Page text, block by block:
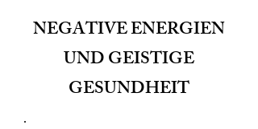
NEGATIVE ENERGIEN
UND GEISTIGE
GESUNDHEIT